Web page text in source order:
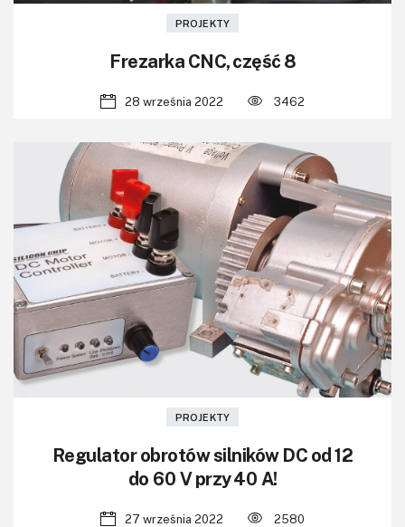
PROJEKTY
Frezarka CNC, część 8
28 września 2022 3462
PROJEKTY
Regulator obrotów silników DC od 12
do 60 V przy 40 A!
27 września 2022 2580